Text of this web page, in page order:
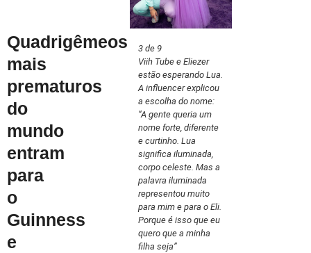
Quadrigêmeos
mais
prematuros
do
mundo
entram
para
o
Guinness
e
3 de 9
Viih Tube e Eliezer
estão esperando Lua.
A influencer explicou
a escolha do nome:
“A gente queria um
nome forte, diferente
e curtinho. Lua
significa iluminada,
corpo celeste. Mas a
palavra iluminada
representou muito
para mim e para o Eli.
Porque é isso que eu
quero que a minha
filha seja”